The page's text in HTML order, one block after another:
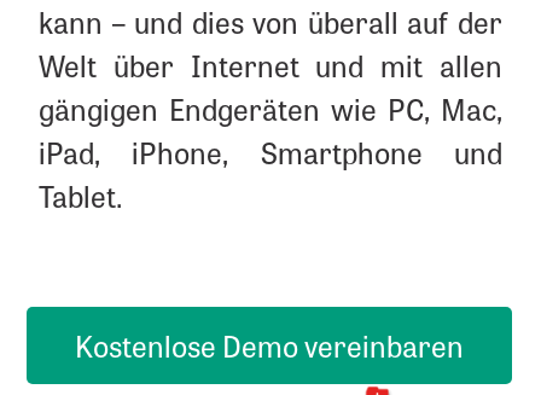
kann – und dies von überall auf der
Welt über Internet und mit allen
gängigen Endgeräten wie PC, Mac,
iPad, iPhone, Smartphone und
Tablet.
Kostenlose Demo vereinbaren